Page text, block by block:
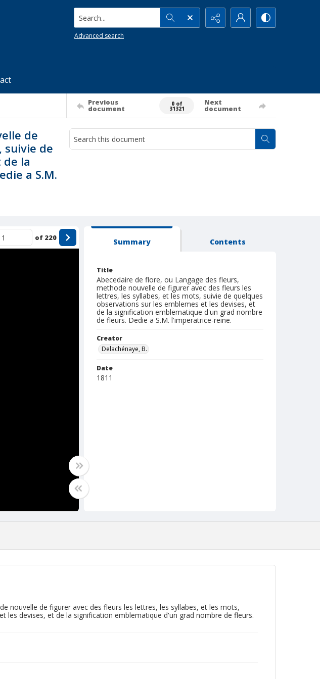
Search...
Advanced search
Previous
document
0 of
31321
Next
document
de
suivie de
la
a S.M.
of 220 Summary Contents
Title
Abecedaire de flore, ou Langage des fleurs,
methode nouvelle de figurer avec des fleurs les
lettres, les syllabes, et les mots, suivie de quelques
observations sur les emblemes et les devises, et
de la signification emblematique d'un grad nombre
de fleurs. Dedie a S.M. l'imperatrice-reine.
Creator
Delachénaye, B.
Date
1811
nouvelle de figurer avec des fleurs les lettres, les syllabes, et les mots,
les devises, et de la signification emblematique d'un grad nombre de fleurs.